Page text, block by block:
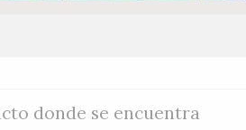
donde se encuentra